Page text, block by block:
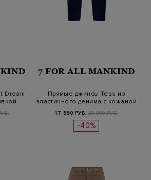
Dream
7 FOR ALL MANKIND
Прямые джинсы Tess из
эластичного денима с кожаной
наш…
17 880 РУБ. 29 800 РУБ.
-40%